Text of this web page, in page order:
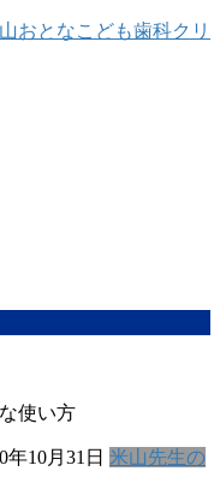
使い方
年10月31日 米山先生の